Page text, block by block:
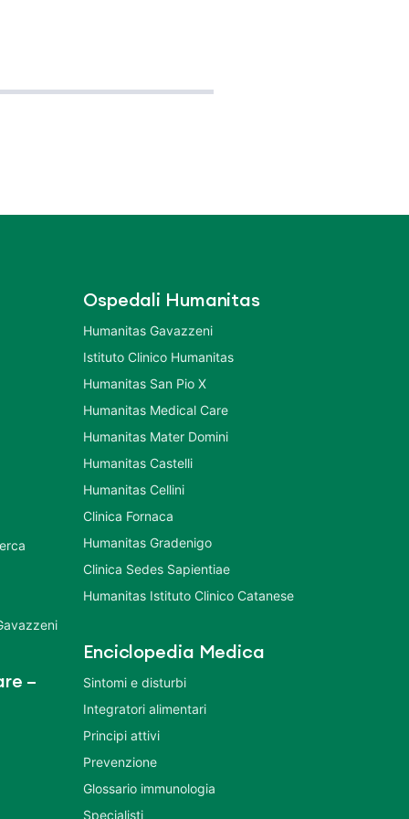
–
Ospedali Humanitas
Humanitas Gavazzeni
Istituto Clinico Humanitas
Humanitas San Pio X
Humanitas Medical Care
Humanitas Mater Domini
Humanitas Castelli
Humanitas Cellini
Clinica Fornaca
Humanitas Gradenigo
Clinica Sedes Sapientiae
Humanitas Istituto Clinico Catanese
Enciclopedia Medica
Sintomi e disturbi
Integratori alimentari
Principi attivi
Prevenzione
Glossario immunologia
Specialisti